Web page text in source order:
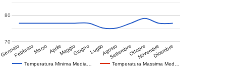
Temperatura Minima Media… Temperatura Massima Med…
GennaioFebbraioMarzo AprileMaggioGiugnoLuglioAgosto
SettembreOttobreNovembreDicembre
70
80